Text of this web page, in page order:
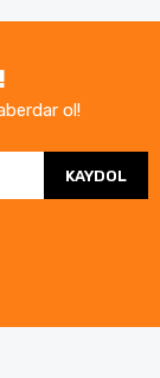
ol!
KAYDOL